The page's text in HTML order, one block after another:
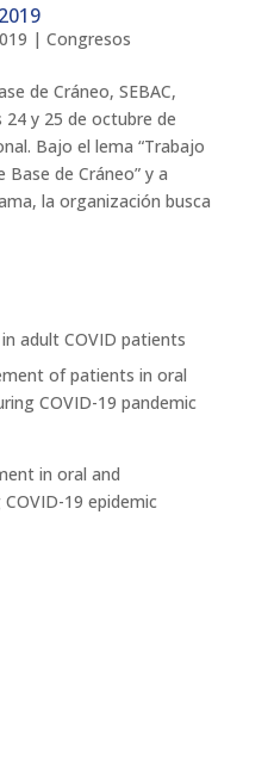
| Congresos
de Cráneo, SEBAC,
y 25 de octubre de
Bajo el lema “Trabajo
de Cráneo” y a
la organización busca
adult COVID patients
of patients in oral
COVID-19 pandemic
in oral and
19 epidemic